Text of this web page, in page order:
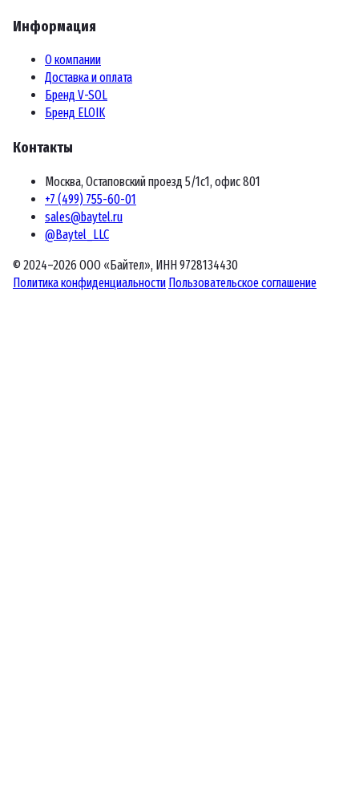
Информация
О компании
Доставка и оплата
Бренд V-SOL
Бренд ELOIK
Контакты
Москва, Остаповский проезд 5/1с1, офис 801
+7 (499) 755-60-01
sales@baytel.ru
@Baytel_LLC
© 2024–2026 ООО «Байтел», ИНН 9728134430
Политика конфиденциальности Пользовательское соглашение